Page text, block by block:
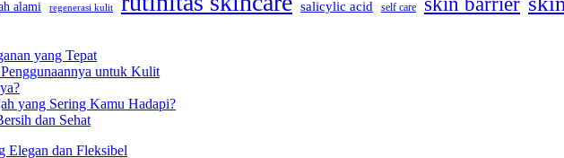
alami regenerasi kulit salicylic acid self care
yang Tepat
untuk Kulit
yang Sering Kamu Hadapi?
dan Sehat
Elegan dan Fleksibel